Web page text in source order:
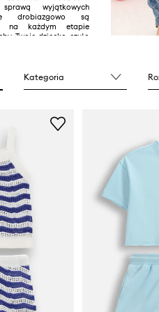
wyjątkowych
drobiazgowo są
na każdym etapie
Twoje dziecko czuło
Kategoria